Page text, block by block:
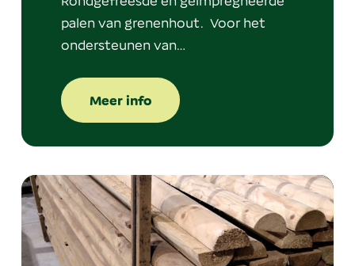
palen van grenenhout. Voor het
ondersteunen van…
Meer info